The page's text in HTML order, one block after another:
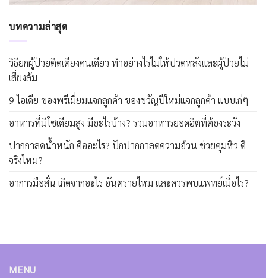
บทความล่าสุด
วิธียกผู้ป่วยติดเตียงคนเดียว ทำอย่างไรไม่ให้ปวดหลังและผู้ป่วยไม่
เสี่ยงล้ม
9 ไอเดีย ของพรีเมี่ยมแจกลูกค้า ของขวัญปีใหม่แจกลูกค้า แบบเก๋ๆ
อาหารที่มีโซเดียมสูง มีอะไรบ้าง? รวมอาหารยอดฮิตที่ต้องระวัง
ปากกาลดน้ำหนัก คืออะไร? ปักปากกาลดความอ้วน ช่วยคุมหิว ดี
จริงไหม?
อาการมือสั่น เกิดจากอะไร อันตรายไหม และควรพบแพทย์เมื่อไร?
MENU